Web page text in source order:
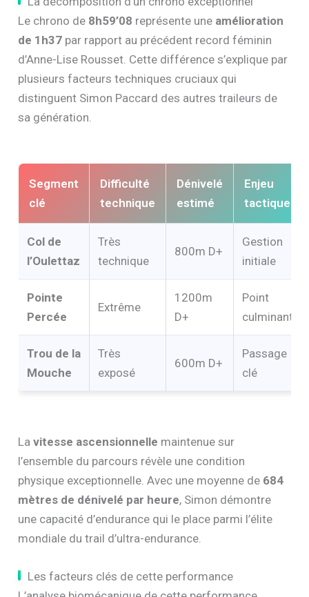
Le chrono de 8h59’08 représente une amélioration
de 1h37 par rapport au précédent record féminin
d’Anne-Lise Rousset. Cette différence s’explique par
plusieurs facteurs techniques cruciaux qui
distinguent Simon Paccard des autres traileurs de
sa génération.
Segment
clé
Difficulté
technique
Dénivelé
estimé
Enjeu
tactique
Col de
l’Oulettaz
Très
technique
800m D+
Gestion
initiale
Pointe
Percée
Extrême
1200m
D+
Point
culminant
Trou de la
Mouche
Très
exposé
600m D+
Passage
clé
Lavitesse ascensionnelle maintenue sur
l’ensemble du parcours révèle une condition
physique exceptionnelle. Avec une moyenne de 684
mètres de dénivelé par heure, Simon démontre
une capacité d’endurance qui le place parmi l’élite
mondiale du trail d’ultra-endurance.
Les facteurs clés de cette performance